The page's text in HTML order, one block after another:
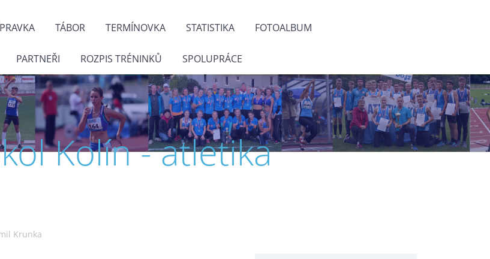
TÁBOR TERMÍNOVKA STATISTIKA FOTOALBUM
PARTNEŘI ROZPIS TRÉNINKŮ SPOLUPRÁCE
Kolín - atletika
Krunka